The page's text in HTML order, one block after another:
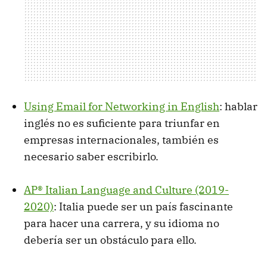
Using Email for Networking in English: hablar
inglés no es suficiente para triunfar en
empresas internacionales, también es
necesario saber escribirlo.
AP® Italian Language and Culture (2019-
2020): Italia puede ser un país fascinante
para hacer una carrera, y su idioma no
debería ser un obstáculo para ello.